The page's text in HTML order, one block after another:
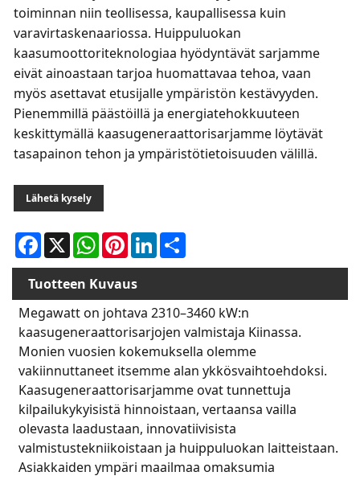
toiminnan niin teollisessa, kaupallisessa kuin
varavirtaskenaariossa. Huippuluokan
kaasumoottoriteknologiaa hyödyntävät sarjamme
eivät ainoastaan ​​tarjoa huomattavaa tehoa, vaan
myös asettavat etusijalle ympäristön kestävyyden.
Pienemmillä päästöillä ja energiatehokkuuteen
keskittymällä kaasugeneraattorisarjamme löytävät
tasapainon tehon ja ympäristötietoisuuden välillä.
Lähetä kysely
Facebook
X WhatsApp
PinterestLinkedIn
Tuotteen Kuvaus
Megawatt on johtava 2310–3460 kW:n
kaasugeneraattorisarjojen valmistaja Kiinassa.
Monien vuosien kokemuksella olemme
vakiinnuttaneet itsemme alan ykkösvaihtoehdoksi.
Kaasugeneraattorisarjamme ovat tunnettuja
kilpailukykyisistä hinnoistaan, vertaansa vailla
olevasta laadustaan, innovatiivisista
valmistustekniikoistaan ​​ja huippuluokan laitteistaan.
Asiakkaiden ympäri maailmaa omaksumia